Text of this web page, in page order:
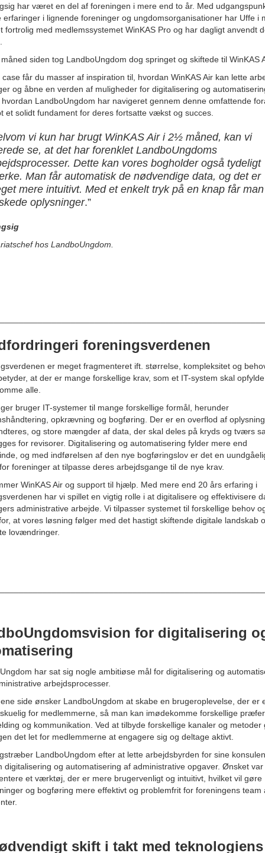
har været en del af foreningen i mere end to år. Med
erfaringer i lignende foreninger og ungdomsorganisationer har Uffe i
fortrolig med medlemssystemet WinKAS Pro og har dagligt anvendt
siden tog LandboUngdom dog springet og skiftede til WinKAS
får du masser af inspiration til, hvordan WinKAS Air kan lette
og åbne en verden af muligheder for digitalisering og
LandboUngdom har navigeret gennem denne omfattende
et solidt fundament for deres fortsatte vækst og succes.
vi kun har brugt WinKAS Air i 2½ måned, kan vi
se, at det har forenklet LandboUngdoms
Dette kan vores bogholder også tydeligt
Man får automatisk de nødvendige data, og det er
mere intuitivt. Med et enkelt tryk på en knap får
oplysninger.”
hos LandboUngdom.
foreningsverdenen
er meget fragmenteret ift. størrelse, kompleksitet og
at der er mange forskellige krav, som et IT-system skal
alle.
bruger IT-systemer til mange forskellige formål, herunder
opkrævning og bogføring. Der er en overflod af
og store mængder af data, der skal deles på kryds og tværs
for revisorer. Digitalisering og automatisering fylder mere end
og med indførelsen af den nye bogføringslov er det en
foreninger at tilpasse deres arbejdsgange til de nye krav.
WinKAS Air og support til hjælp. Med mere end 20 års erfaring i
har vi spillet en vigtig rolle i at digitalisere og effektivisere
administrative arbejde. Vi tilpasser systemet til forskellige behov
at vores løsning følger med det hastigt skiftende digitale landskab
lovændringer.
for digitalisering
har sat sig nogle ambitiøse mål for digitalisering og
arbejdsprocesser.
side ønsker LandboUngdom at skabe en brugeroplevelse, der er
for medlemmerne, så man kan imødekomme forskellige
og kommunikation. Ved at tilbyde forskellige kanaler og metoder
det let for medlemmerne at engagere sig og deltage aktivt.
LandboUngdom efter at lette arbejdsbyrden for sine
digitalisering og automatisering af administrative opgaver. Ønsket var
et værktøj, der er mere brugervenligt og intuitivt, hvilket vil gøre
og bogføring mere effektivt og problemfrit for foreningens team
skift i takt med teknologiens